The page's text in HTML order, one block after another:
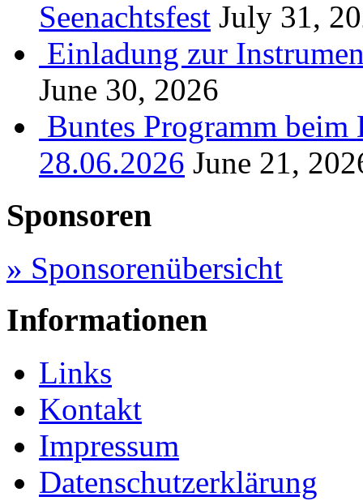
Seenachtsfest July 31,
Einladung zur
June 30, 2026
Buntes Programm
28.06.2026 June 21,
Sponsoren
» Sponsorenübersicht
Informationen
Links
Kontakt
Impressum
Datenschutzerklärung